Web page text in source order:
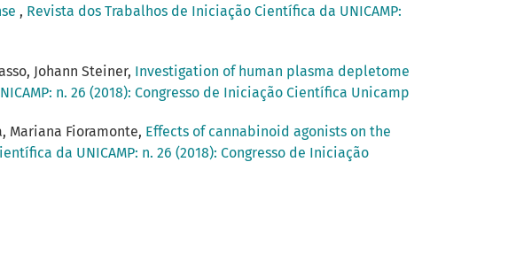
, Revista dos Trabalhos de Iniciação Científica da UNICAMP:
Johann Steiner, Investigation of human plasma depletome
n. 26 (2018): Congresso de Iniciação Científica Unicamp
Mariana Fioramonte, Effects of cannabinoid agonists on the
da UNICAMP: n. 26 (2018): Congresso de Iniciação